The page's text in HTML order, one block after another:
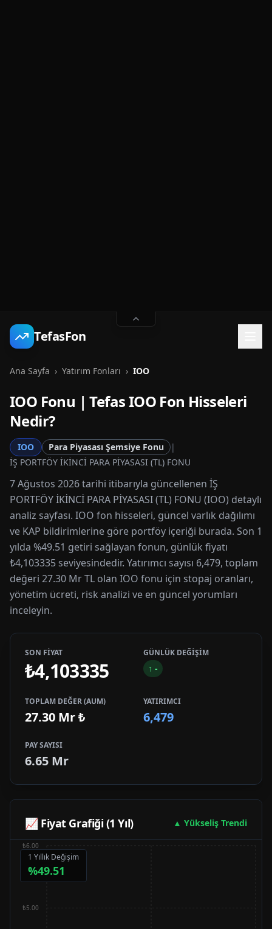
TefasFon
Ana Sayfa › Yatırım Fonları › IOO
IOO Fonu | TefasIOO Fon Hisseleri
Nedir?
IOO Para Piyasası Şemsiye Fonu
|
İŞ PORTFÖY İKİNCİ PARA PİYASASI (TL) FONU
7 Ağustos 2026 tarihi itibarıyla güncellenen İŞ
PORTFÖY İKİNCİ PARA PİYASASI (TL) FONU (IOO) detaylı
analiz sayfası. IOO fon hisseleri, güncel varlık dağılımı
ve KAP bildirimlerine göre portföy içeriği burada. Son 1
yılda %49.51 getiri sağlayan fonun, günlük fiyatı
₺4,103335 seviyesindedir. Yatırımcı sayısı 6,479, toplam
değeri 27.30 Mr TL olan IOO fonu için stopaj oranları,
yönetim ücreti, risk analizi ve en güncel yorumları
inceleyin.
SON FİYAT
₺4,103335
GÜNLÜK DEĞİŞİM
↑ -
TOPLAM DEĞER (AUM)
27.30 Mr₺
YATIRIMCI
6,479
PAY SAYISI
6.65 Mr
📈 Fiyat Grafiği (1 Yıl) ▲ Yükseliş Trendi
1 Yıllık Değişim
%49.51
₺5.00
₺6.00